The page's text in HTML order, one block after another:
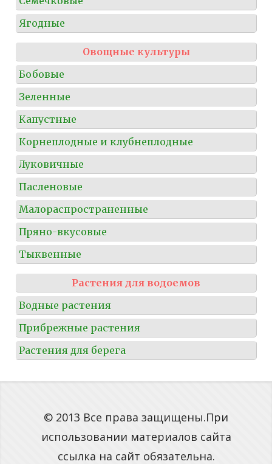
Ягодные
Овощные культуры
Бобовые
Зеленные
Капустные
Корнеплодные и клубнеплодные
Луковичные
Пасленовые
Малораспространенные
Пряно-вкусовые
Тыквенные
Растения для водоемов
Водные растения
Прибрежные растения
Растения для берега
© 2013 Все права защищены.При
использовании материалов сайта
ссылка на сайт обязательна.